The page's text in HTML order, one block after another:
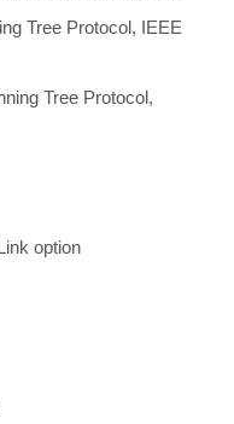
Tree Protocol, IEEE
Tree Protocol,
option